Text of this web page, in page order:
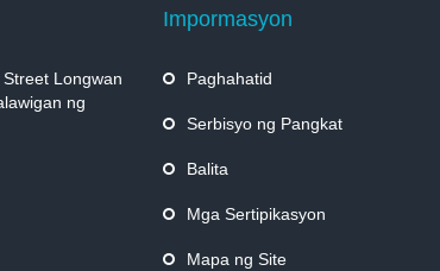
Longwan
ng
Impormasyon
Paghahatid
Serbisyo ng Pangkat
Balita
Mga Sertipikasyon
Mapa ng Site